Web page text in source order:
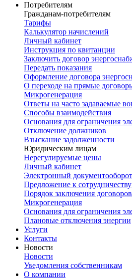
Потребителям
Гражданам-потребителям
Тарифы
Калькулятор начислений
Личный кабинет
Инструкция по квитанции
Заключить договор
Передать показания
Оформление договора
О переходе на прямые
Микрогенерация
Ответы на часто задаваемые
Способы взаимодействия
Основания для ограничения
Отключение должников
Взыскание задолженности
Юридическим лицам
Нерегулируемые цены
Личный кабинет
Электронный документооборот
Предложение к сотрудничеству
Порядок заключения договоров
Микрогенерация
Основания для ограничения
Плановые отключения энергии
Услуги
Контакты
Новости
Новости
Уведомления собственникам
О компании